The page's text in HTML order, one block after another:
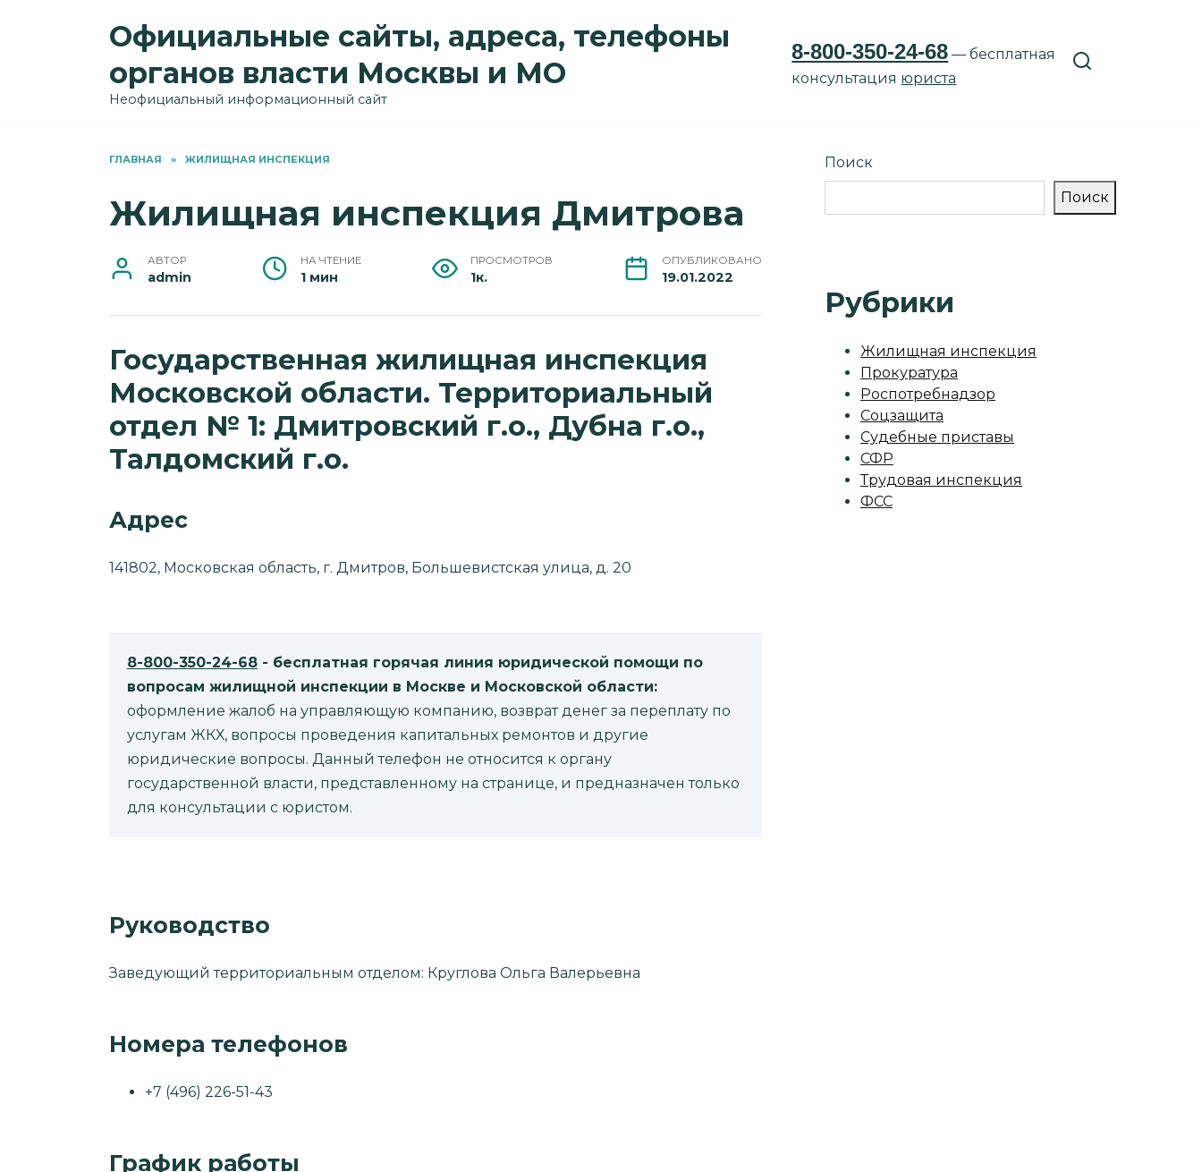
Официальные сайты, адреса, телефоны
органов власти Москвы и МО
Неофициальный информационный сайт
8-800-350-24-68 — бесплатная
консультация юриста
ГЛАВНАЯ » ЖИЛИЩНАЯ ИНСПЕКЦИЯ
Жилищная инспекция Дмитрова
АВТОР
admin
НА ЧТЕНИЕ
1 мин
ПРОСМОТРОВ
1к.
ОПУБЛИКОВАНО
19.01.2022
Государственная жилищная инспекция
Московской области. Территориальный
отдел № 1: Дмитровский г.о., Дубна г.о.,
Талдомский г.о.
Адрес
141802, Московская область, г. Дмитров, Большевистская улица, д. 20
8-800-350-24-68 - бесплатная горячая линия юридической помощи по
вопросам жилищной инспекции в Москве и Московской области:
оформление жалоб на управляющую компанию, возврат денег за переплату по
услугам ЖКХ, вопросы проведения капитальных ремонтов и другие
юридические вопросы. Данный телефон не относится к органу
государственной власти, представленному на странице, и предназначен только
для консультации с юристом.
Руководство
Заведующий территориальным отделом: Круглова Ольга Валерьевна
Номера телефонов
+7 (496) 226-51-43
График работы
Поиск
Поиск
Рубрики
Жилищная инспекция
Прокуратура
Роспотребнадзор
Соцзащита
Судебные приставы
СФР
Трудовая инспекция
ФСС